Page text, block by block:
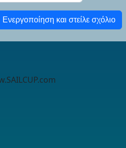
Ενεργοποίηση και στείλε σχόλιο